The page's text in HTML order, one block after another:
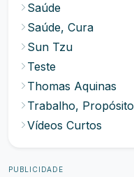
Saúde
Saúde, Cura
Sun Tzu
Teste
Thomas Aquinas
Trabalho, Propósito
Vídeos Curtos
PUBLICIDADE